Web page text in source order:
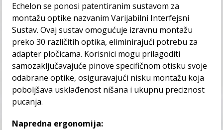
Echelon se ponosi patentiranim sustavom za
montažu optike nazvanim Varijabilni Interfejsni
Sustav. Ovaj sustav omogućuje izravnu montažu
preko 30 različitih optika, eliminirajući potrebu za
adapter pločicama. Korisnici mogu prilagoditi
samozaključavajuće pinove specifičnom otisku svoje
odabrane optike, osiguravajući nisku montažu koja
poboljšava usklađenost nišana i ukupnu preciznost
pucanja.
Napredna ergonomija: